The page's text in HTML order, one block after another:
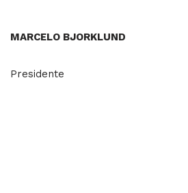
MARCELO BJORKLUND
Presidente